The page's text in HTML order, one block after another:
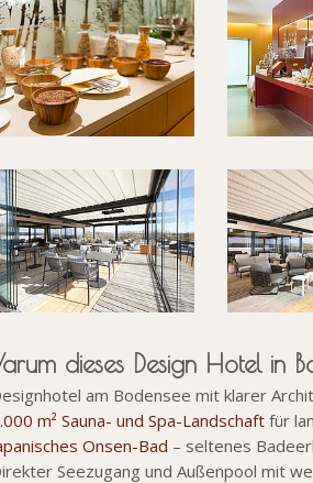
dieses Design Hotel in
am Bodensee mit klarer
m² Sauna- und Spa-Landschaft für
Onsen-Bad – seltenes
Seezugang und Außenpool mit